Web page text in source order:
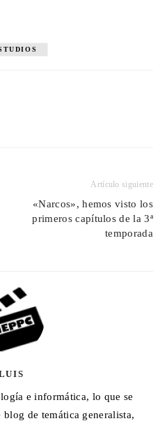
Artículo siguiente
«Narcos», hemos visto los
primeros capítulos de la 3ª
temporada
e informática, lo que se
de temática generalista,